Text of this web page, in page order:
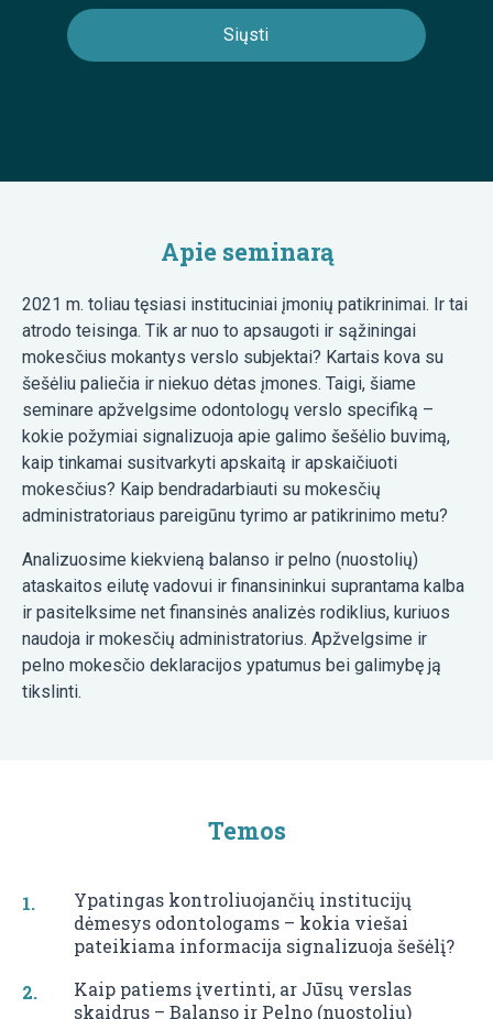
Apie seminarą
2021 m. toliau tęsiasi instituciniai įmonių patikrinimai. Ir tai
atrodo teisinga. Tik ar nuo to apsaugoti ir sąžiningai
mokesčius mokantys verslo subjektai? Kartais kova su
šešėliu paliečia ir niekuo dėtas įmones. Taigi, šiame
seminare apžvelgsime odontologų verslo specifiką –
kokie požymiai signalizuoja apie galimo šešėlio buvimą,
kaip tinkamai susitvarkyti apskaitą ir apskaičiuoti
mokesčius? Kaip bendradarbiauti su mokesčių
administratoriaus pareigūnu tyrimo ar patikrinimo metu?
Analizuosime kiekvieną balanso ir pelno (nuostolių)
ataskaitos eilutę vadovui ir finansininkui suprantama kalba
ir pasitelksime net finansinės analizės rodiklius, kuriuos
naudoja ir mokesčių administratorius. Apžvelgsime ir
pelno mokesčio deklaracijos ypatumus bei galimybę ją
tikslinti.
Temos
Ypatingas kontroliuojančių institucijų
dėmesys odontologams – kokia viešai
pateikiama informacija signalizuoja šešėlį?
Kaip patiems įvertinti, ar Jūsų verslas
skaidrus – Balanso ir Pelno (nuostolių)